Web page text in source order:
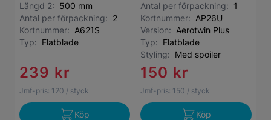
Längd 2: 500 mm
Antal per förpackning: 2
Kortnummer: A621S
Typ: Flatblade
239 kr
Jmf-pris: 120 / styck
Köp
Antal per förpackning: 1
Kortnummer: AP26U
Version: Aerotwin Plus
Typ: Flatblade
Styling: Med spoiler
150 kr
Jmf-pris: 150 / styck
Köp